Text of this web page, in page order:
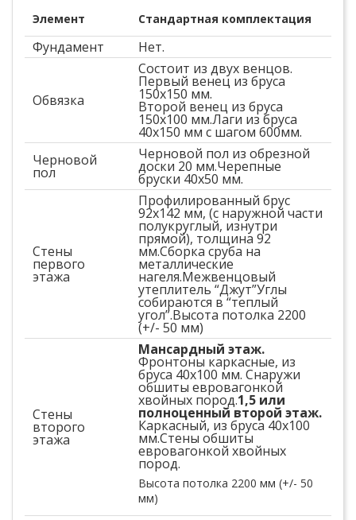
Элемент Стандартная комплектация
Фундамент Нет.
Обвязка
Состоит из двух венцов.
Первый венец из бруса
150х150 мм.
Второй венец из бруса
150х100 мм.Лаги из бруса
40х150 мм с шагом 600мм.
Черновой
пол
Черновой пол из обрезной
доски 20 мм.Черепные
бруски 40х50 мм.
Стены
первого
этажа
Профилированный брус
92х142 мм, (с наружной части
полукруглый, изнутри
прямой), толщина 92
мм.Сборка сруба на
металлические
нагеля.Межвенцовый
утеплитель “Джут”Углы
собираются в “теплый
угол”.Высота потолка 2200
(+/- 50 мм)
Стены
второго
этажа
Мансардный этаж.
Фронтоны каркасные, из
бруса 40х100 мм. Снаружи
обшиты евровагонкой
хвойных пород.1,5 или
полноценный второй этаж.
Каркасный, из бруса 40х100
мм.Стены обшиты
евровагонкой хвойных
пород.
Высота потолка 2200 мм (+/- 50
мм)